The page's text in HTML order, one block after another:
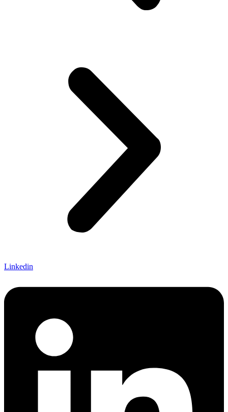
Linkedin